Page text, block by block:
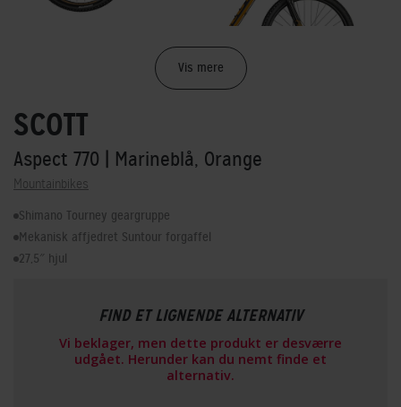
Vis mere
SCOTT
Aspect 770 | Marineblå, Orange
Mountainbikes
Shimano Tourney geargruppe
Mekanisk affjedret Suntour forgaffel
27,5″ hjul
FIND ET LIGNENDE ALTERNATIV
Vi beklager, men dette produkt er desværre
udgået. Herunder kan du nemt finde et
alternativ.